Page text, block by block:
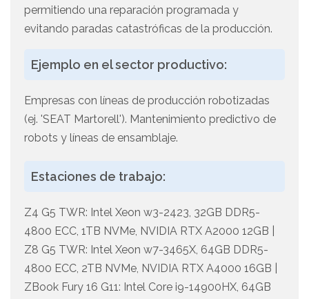
permitiendo una reparación programada y
evitando paradas catastróficas de la producción.
Ejemplo en el sector productivo:
Empresas con líneas de producción robotizadas
(ej. 'SEAT Martorell'). Mantenimiento predictivo de
robots y líneas de ensamblaje.
Estaciones de trabajo:
Z4 G5 TWR: Intel Xeon w3-2423, 32GB DDR5-
4800 ECC, 1TB NVMe, NVIDIA RTX A2000 12GB |
Z8 G5 TWR: Intel Xeon w7-3465X, 64GB DDR5-
4800 ECC, 2TB NVMe, NVIDIA RTX A4000 16GB |
ZBook Fury 16 G11: Intel Core i9-14900HX, 64GB